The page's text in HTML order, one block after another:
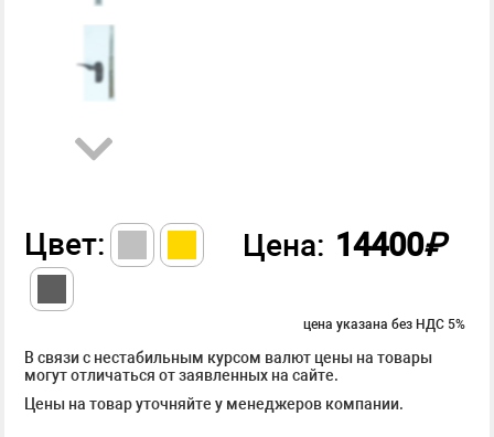
Цвет: Цена: 14400₽
цена указана без НДС 5%
В связи с нестабильным курсом валют цены на товары
могут отличаться от заявленных на сайте.
Цены на товар уточняйте у менеджеров компании.